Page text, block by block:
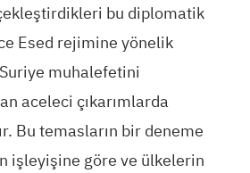
bu diplomatik
Esed rejimine yönelik
muhalefetini
aceleci çıkarımlarda
Bu temasların bir deneme
işleyişine göre ve ülkelerin